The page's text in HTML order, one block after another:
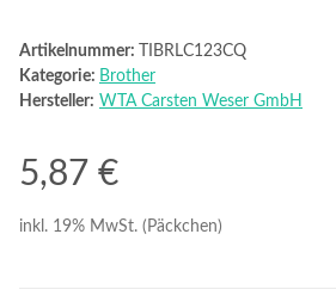
Artikelnummer:
TIBRLC123CQ
Kategorie: Brother
Hersteller: WTA Carsten Weser GmbH
5,87 €
inkl. 19% MwSt. (Päckchen)